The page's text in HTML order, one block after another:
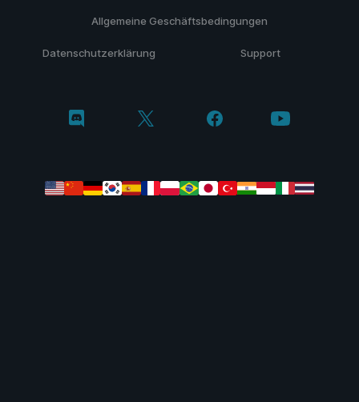
Allgemeine Geschäftsbedingungen
Datenschutzerklärung Support